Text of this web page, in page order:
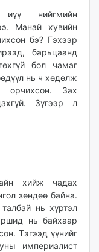
нийгмийн
Манай хувийн
бэ? Гэхээр
барьцаанд
бол чамаг
нь ч хөдөлж
орчихсон. Зах
Зүгээр л
хийж чадах
зөндөө байна.
нь хүртэл
нь байхаар
Тэгээд үүнийг
империалист